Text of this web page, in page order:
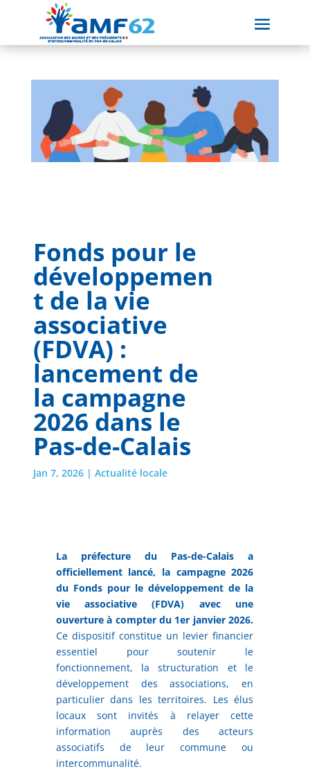
Fonds pour le
développemen
t de la vie
associative
(FDVA) :
lancement de
la campagne
2026 dans le
Pas-de-Calais
Jan 7, 2026| Actualité locale
La préfecture du Pas-de-Calais a
officiellement lancé, la campagne 2026
du Fonds pour le développement de la
vie associative (FDVA) avec une
ouverture à compter du 1er janvier 2026.
Ce dispositif constitue un levier financier
essentiel pour soutenir le
fonctionnement, la structuration et le
développement des associations, en
particulier dans les territoires. Les élus
locaux sont invités à relayer cette
information auprès des acteurs
associatifs de leur commune ou
intercommunalité.